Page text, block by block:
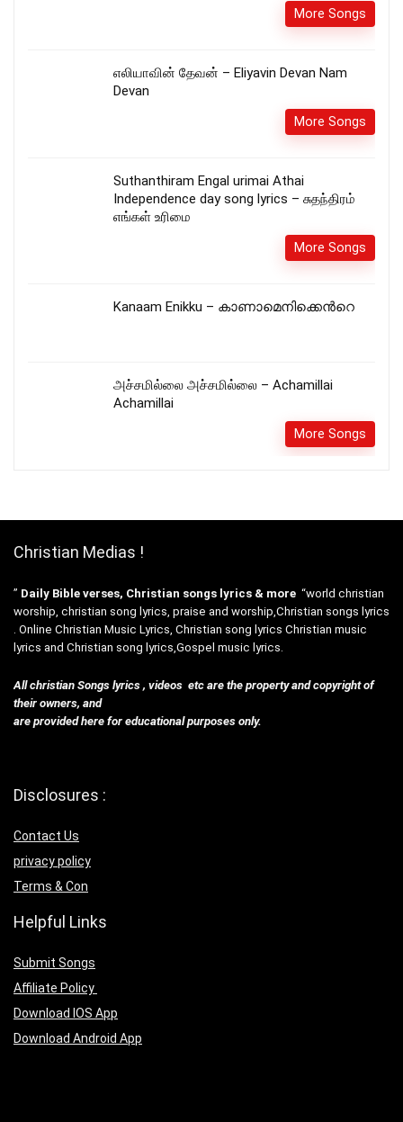
More Songs
எலியாவின் தேவன் – Eliyavin Devan Nam
Devan
More Songs
Suthanthiram Engal urimai Athai
Independence day song lyrics – சுதந்திரம்
எங்கள் உரிமை
More Songs
Kanaam Enikku – കാണാമെനിക്കെന്‍റെ
அச்சமில்லை அச்சமில்லை – Achamillai
Achamillai
More Songs
Christian Medias !
” Daily Bible verses, Christian songs lyrics & more “world christian
worship, christian song lyrics, praise and worship,Christian songs lyrics
. Online Christian Music Lyrics, Christian song lyrics Christian music
lyrics and Christian song lyrics,Gospel music lyrics.
All christian Songs lyrics , videos etc are the property and copyright of
their owners, and
are provided here for educational purposes only.
Disclosures :
Contact Us
privacy policy
Terms & Con
Helpful Links
Submit Songs
Affiliate Policy
Download IOS App
Download Android App